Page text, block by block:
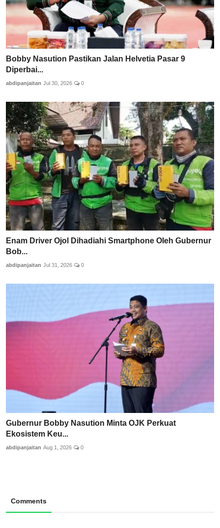
Bobby Nasution Pastikan Jalan Helvetia Pasar 9
Diperbai...
abdipanjaitan Jul 30, 2026 0
Enam Driver Ojol Dihadiahi Smartphone Oleh Gubernur
Bob...
abdipanjaitan Jul 31, 2026 0
Gubernur Bobby Nasution Minta OJK Perkuat
Ekosistem Keu...
abdipanjaitan Aug 1, 2026 0
Comments